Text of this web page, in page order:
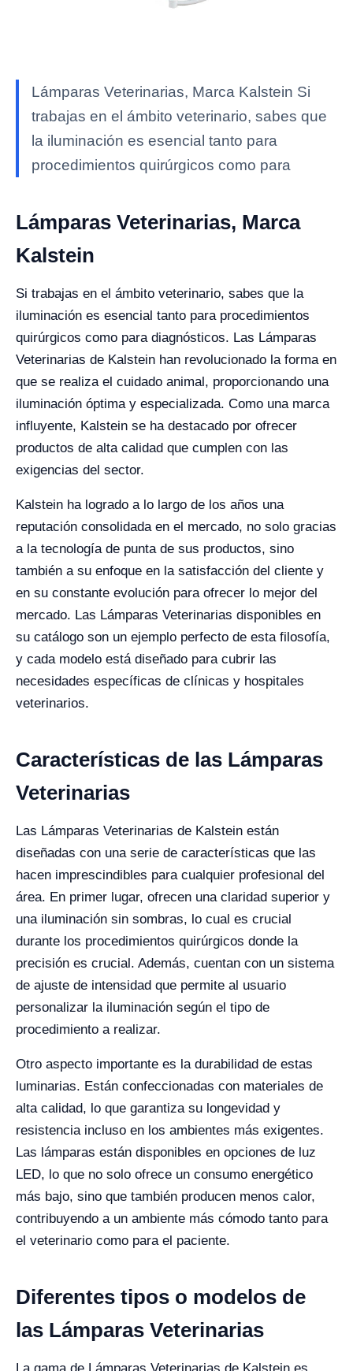
Lámparas Veterinarias, Marca Kalstein Si
trabajas en el ámbito veterinario, sabes que
la iluminación es esencial tanto para
procedimientos quirúrgicos como para
Lámparas Veterinarias, Marca
Kalstein
Si trabajas en el ámbito veterinario, sabes que la
iluminación es esencial tanto para procedimientos
quirúrgicos como para diagnósticos. Las Lámparas
Veterinarias de Kalstein han revolucionado la forma en
que se realiza el cuidado animal, proporcionando una
iluminación óptima y especializada. Como una marca
influyente, Kalstein se ha destacado por ofrecer
productos de alta calidad que cumplen con las
exigencias del sector.
Kalstein ha logrado a lo largo de los años una
reputación consolidada en el mercado, no solo gracias
a la tecnología de punta de sus productos, sino
también a su enfoque en la satisfacción del cliente y
en su constante evolución para ofrecer lo mejor del
mercado. Las Lámparas Veterinarias disponibles en
su catálogo son un ejemplo perfecto de esta filosofía,
y cada modelo está diseñado para cubrir las
necesidades específicas de clínicas y hospitales
veterinarios.
Características de las Lámparas
Veterinarias
Las Lámparas Veterinarias de Kalstein están
diseñadas con una serie de características que las
hacen imprescindibles para cualquier profesional del
área. En primer lugar, ofrecen una claridad superior y
una iluminación sin sombras, lo cual es crucial
durante los procedimientos quirúrgicos donde la
precisión es crucial. Además, cuentan con un sistema
de ajuste de intensidad que permite al usuario
personalizar la iluminación según el tipo de
procedimiento a realizar.
Otro aspecto importante es la durabilidad de estas
luminarias. Están confeccionadas con materiales de
alta calidad, lo que garantiza su longevidad y
resistencia incluso en los ambientes más exigentes.
Las lámparas están disponibles en opciones de luz
LED, lo que no solo ofrece un consumo energético
más bajo, sino que también producen menos calor,
contribuyendo a un ambiente más cómodo tanto para
el veterinario como para el paciente.
Diferentes tipos o modelos de
las Lámparas Veterinarias